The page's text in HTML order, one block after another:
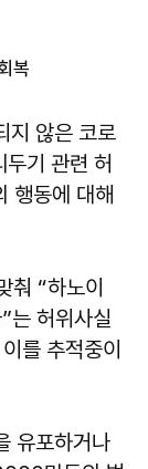
복
지 않은 코로
기 관련 허
행동에 대해
춰 “하노이
는 허위사실
를 추적중이
유포하거나